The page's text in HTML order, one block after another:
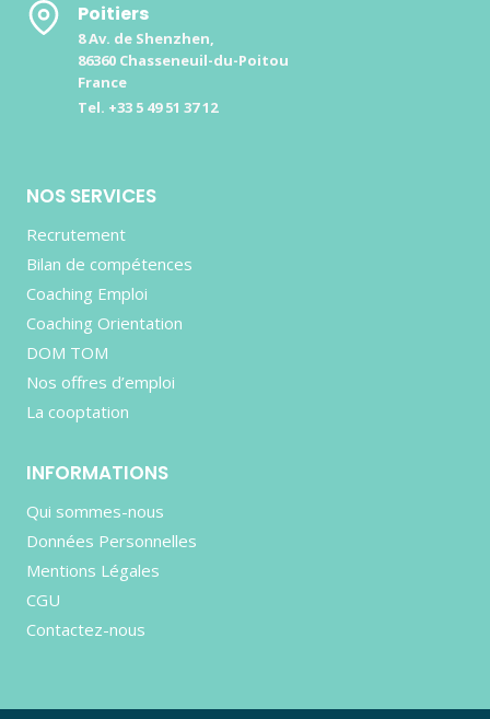
Poitiers
8 Av. de Shenzhen,
86360 Chasseneuil-du-Poitou
France
Tel. +33 5 49 51 37 12
NOS SERVICES
Recrutement
Bilan de compétences
Coaching Emploi
Coaching Orientation
DOM TOM
Nos offres d’emploi
La cooptation
INFORMATIONS
Qui sommes-nous
Données Personnelles
Mentions Légales
CGU
Contactez-nous